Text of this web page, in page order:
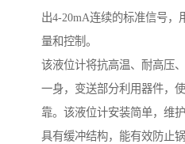
出4-20mA连续的标准信号，
量和控制。
该液位计将抗高温、耐高压
一身，变送部分利用器件，
靠。该液位计安装简单，维
具有缓冲结构，能有效防止